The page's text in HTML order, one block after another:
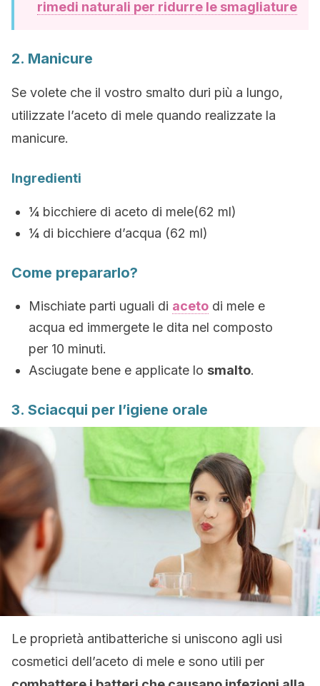
rimedi naturali per ridurre le smagliature
2. Manicure
Se volete che il vostro smalto duri più a lungo,
utilizzate l’aceto di mele quando realizzate la
manicure.
Ingredienti
¼ bicchiere di aceto di mele(62 ml)
¼ di bicchiere d’acqua (62 ml)
Come prepararlo?
Mischiate parti uguali di aceto di mele e
acqua ed immergete le dita nel composto
per 10 minuti.
Asciugate bene e applicate lo smalto.
3. Sciacqui per l’igiene orale
Le proprietà antibatteriche si uniscono agli usi
cosmetici dell’aceto di mele e sono utili per